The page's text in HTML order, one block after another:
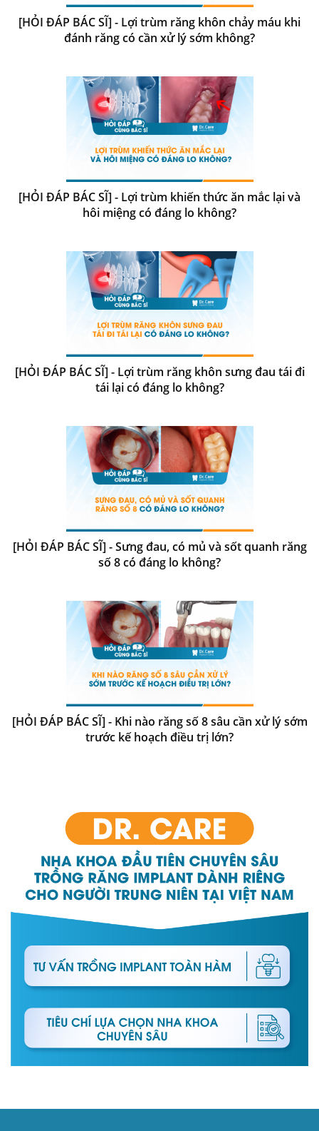
[HỎI ĐÁP BÁC SĨ] - Lợi trùm răng khôn chảy máu khi
đánh răng có cần xử lý sớm không?
[HỎI ĐÁP BÁC SĨ] - Lợi trùm khiến thức ăn mắc lại và
hôi miệng có đáng lo không?
[HỎI ĐÁP BÁC SĨ] - Lợi trùm răng khôn sưng đau tái đi
tái lại có đáng lo không?
[HỎI ĐÁP BÁC SĨ] - Sưng đau, có mủ và sốt quanh răng
số 8 có đáng lo không?
[HỎI ĐÁP BÁC SĨ] - Khi nào răng số 8 sâu cần xử lý sớm
trước kế hoạch điều trị lớn?